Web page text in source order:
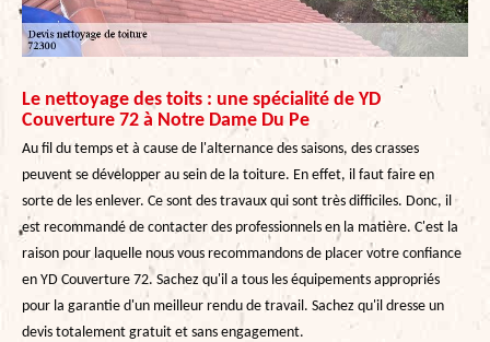
Le nettoyage des toits : une spécialité de YD
Couverture 72 à Notre Dame Du Pe
Au fil du temps et à cause de l'alternance des saisons, des crasses
peuvent se développer au sein de la toiture. En effet, il faut faire en
sorte de les enlever. Ce sont des travaux qui sont très difficiles. Donc, il
est recommandé de contacter des professionnels en la matière. C'est la
raison pour laquelle nous vous recommandons de placer votre confiance
en YD Couverture 72. Sachez qu'il a tous les équipements appropriés
pour la garantie d'un meilleur rendu de travail. Sachez qu'il dresse un
devis totalement gratuit et sans engagement.